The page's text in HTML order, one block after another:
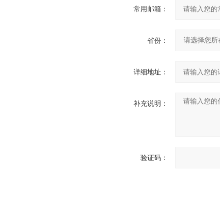
常用邮箱：
省份：
详细地址：
补充说明：
验证码：